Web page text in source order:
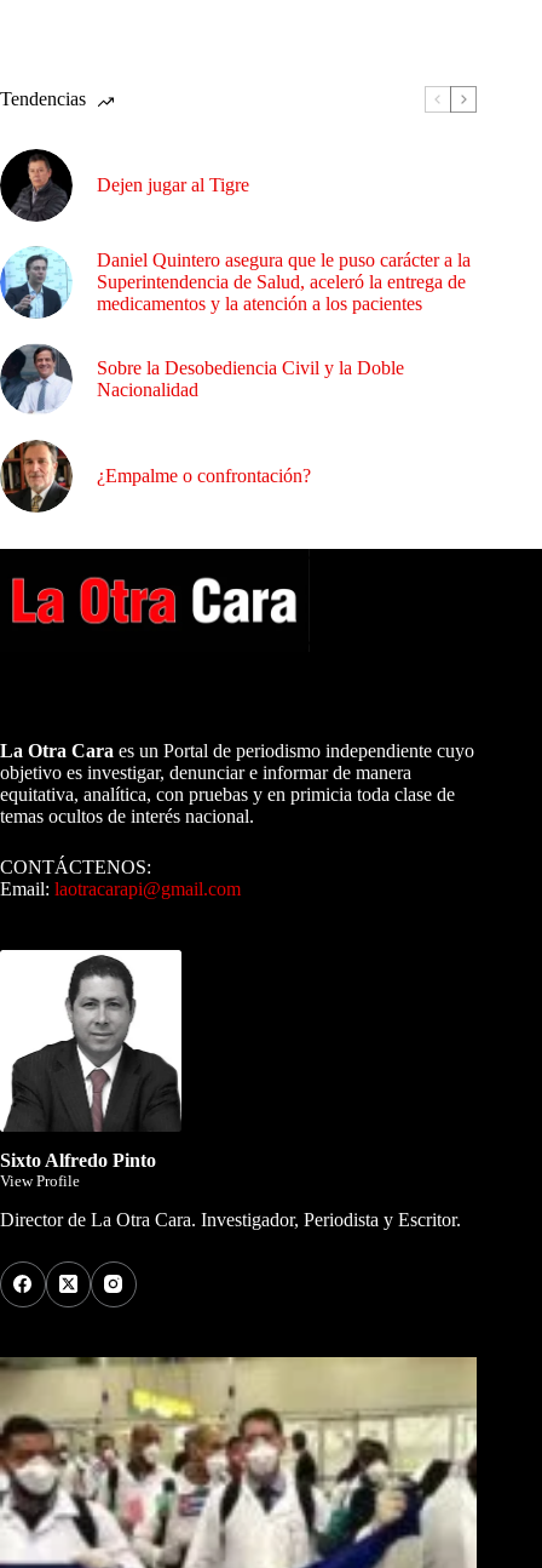
Tendencias
Dejen jugar al Tigre
Daniel Quintero asegura que le puso carácter a la
Superintendencia de Salud, aceleró la entrega de
medicamentos y la atención a los pacientes
Sobre la Desobediencia Civil y la Doble
Nacionalidad
¿Empalme o confrontación?
La Otra Cara es un Portal de periodismo independiente cuyo
objetivo es investigar, denunciar e informar de manera
equitativa, analítica, con pruebas y en primicia toda clase de
temas ocultos de interés nacional.
CONTÁCTENOS:
Email: laotracarapi@gmail.com
Sixto Alfredo Pinto
View Profile
Director de La Otra Cara. Investigador, Periodista y Escritor.